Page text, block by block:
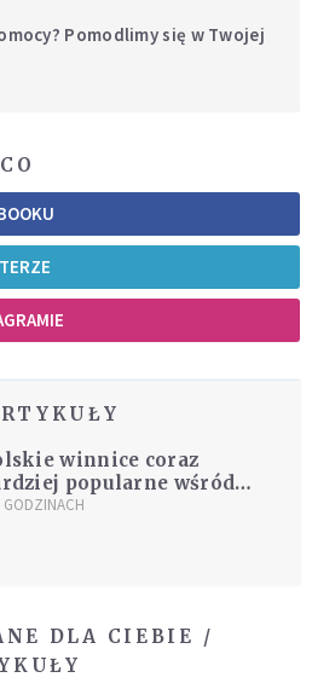
Pomodlimy się w Twojej
winnice coraz
popularne wśród
GODZINACH
DLA CIEBIE /